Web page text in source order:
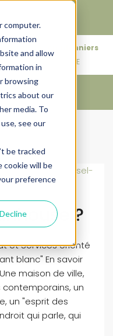
computer.
and allow
in
browsing
about our
media. To
see our
be tracked
cookie will be
preference
Decline
76 rue des Amidonniers
31000 TOULOUSE
?
et Services orienté
blanc" En savoir
maison de ville,
un
un "esprit des
qui parle, qui